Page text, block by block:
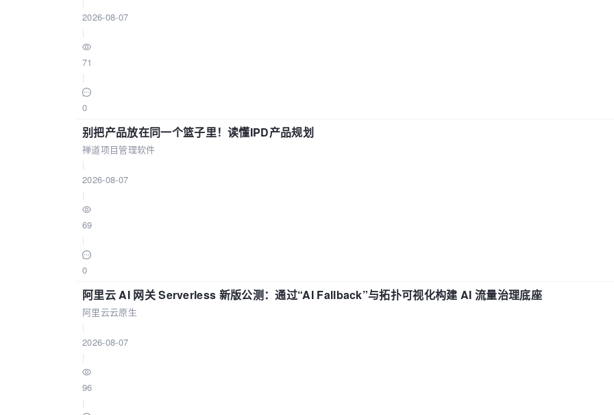
2026-08-07
71
0
别把产品放在同一个篮子里！读懂IPD产品规划
禅道项目管理软件
2026-08-07
69
0
阿里云 AI 网关 Serverless 新版公测：通过“AI Fallback”与拓扑可视化构建 AI 流量治理底座
阿里云云原生
2026-08-07
96